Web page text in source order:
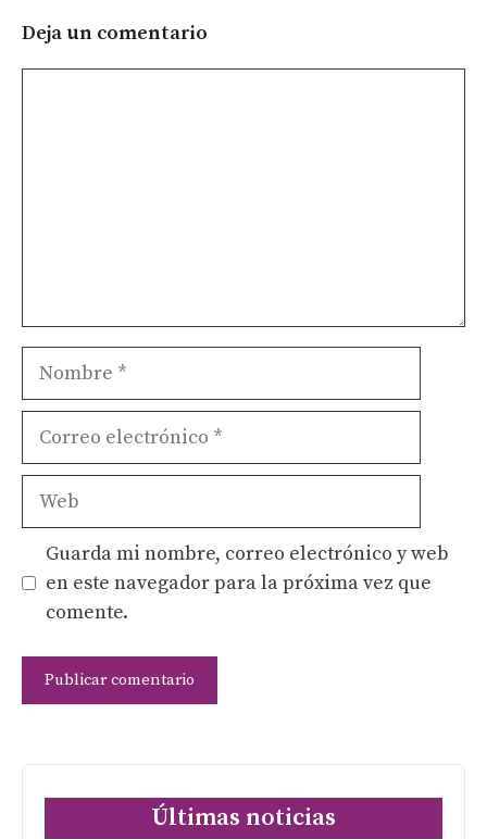
Deja un comentario
Nombre
Correo
Web
Guarda mi nombre, correo electrónico y web
en este navegador para la próxima vez que
comente.
Últimas noticias